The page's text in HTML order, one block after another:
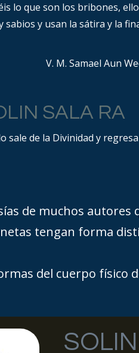
lo que son los bribones,
sabios y usan la sátira y la
V. M. Samael Aun
SALA RA
sale de la Divinidad y
de muchos autores
tengan forma
del cuerpo físico